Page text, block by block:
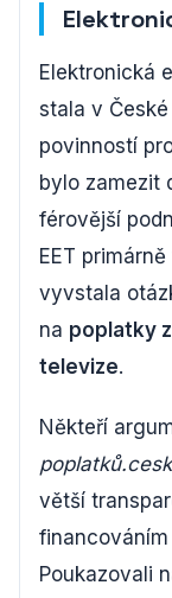
Elektronická
stala v
povinností
bylo zamezit
férovější
EET
vyvstala
na poplatky
televize.
Někteří
větší
Poukazovali